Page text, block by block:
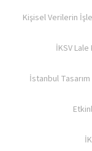
Kişisel Verilerin
İKSV
İstanbul Tasarım